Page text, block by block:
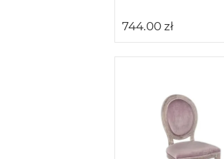
744.00 zł